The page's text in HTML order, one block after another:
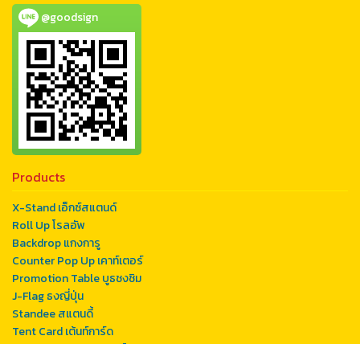
@goodsign
Products
X-Stand เอ็กซ์สแตนด์
Roll Up โรลอัพ
Backdrop แกงการู
Counter Pop Up เคาท์เตอร์
Promotion Table บูธชงชิม
J-Flag ธงญี่ปุ่น
Standee สแตนดี้
Tent Card เต้นท์การ์ด